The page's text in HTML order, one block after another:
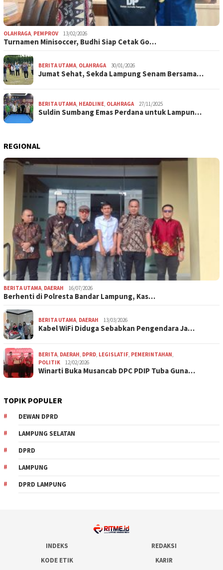
OLAHRAGA, PEMPROV 13/02/2026
Turnamen Minisoccer, Budhi Siap Cetak Go…
BERITA UTAMA, OLAHRAGA 30/01/2026
Jumat Sehat, Sekda Lampung Senam Bersama…
BERITA UTAMA, HEADLINE, OLAHRAGA 27/11/2025
Suldin Sumbang Emas Perdana untuk Lampun…
REGIONAL
BERITA UTAMA, DAERAH 16/07/2026
Berhenti di Polresta Bandar Lampung, Kas…
BERITA UTAMA, DAERAH 13/03/2026
Kabel WiFi Diduga Sebabkan Pengendara Ja…
BERITA, DAERAH, DPRD, LEGISLATIF, PEMERINTAHAN,
POLITIK
12/02/2026
Winarti Buka Musancab DPC PDIP Tuba Guna…
TOPIK POPULER
DEWAN DPRD
LAMPUNG SELATAN
DPRD
LAMPUNG
DPRD LAMPUNG
INDEKS
REDAKSI
KODE ETIK
KARIR